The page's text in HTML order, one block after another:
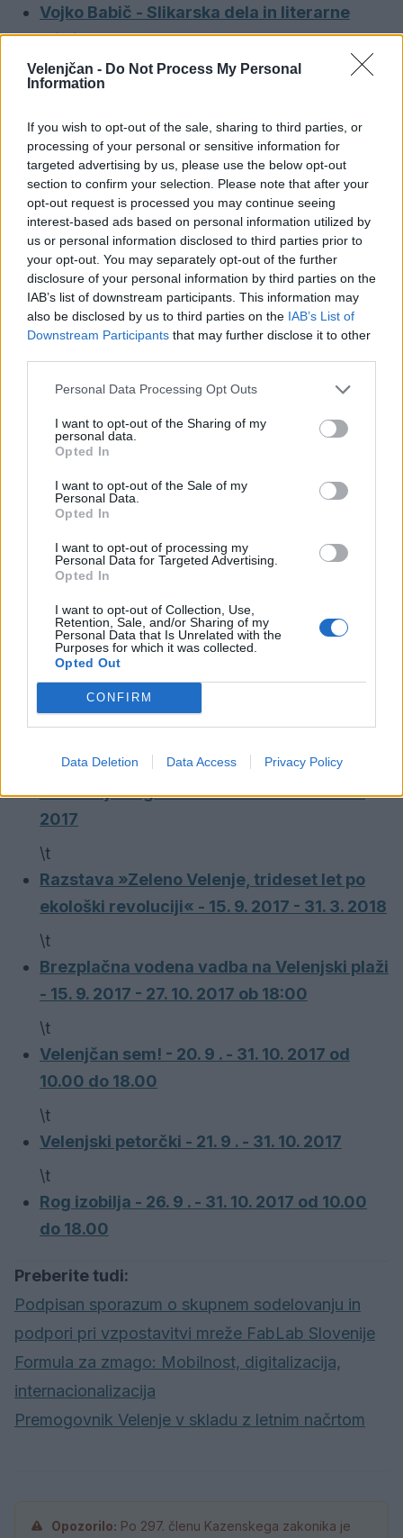
Velenjčan - Do Not Process My Personal
Information
If you wish to opt-out of the sale, sharing to third parties, or
processing of your personal or sensitive information for
targeted advertising by us, please use the below opt-out
section to confirm your selection. Please note that after your
opt-out request is processed you may continue seeing
interest-based ads based on personal information utilized by
us or personal information disclosed to third parties prior to
your opt-out. You may separately opt-out of the further
disclosure of your personal information by third parties on the
IAB’s list of downstream participants. This information may
also be disclosed by us to third parties on the IAB’s List of
Downstream Participants that may further disclose it to other
Personal Data Processing Opt Outs
I want to opt-out of the Sharing of my
personal data.
Opted In
I want to opt-out of the Sale of my
Personal Data.
Opted In
I want to opt-out of processing my
Personal Data for Targeted Advertising.
Opted In
I want to opt-out of Collection, Use,
Retention, Sale, and/or Sharing of my
Personal Data that Is Unrelated with the
Purposes for which it was collected.
Opted Out
CONFIRM
Data Deletion Data Access Privacy Policy
Vojko Babič - Slikarska dela in literarne
misli - 1. 9. - 30. 9. 2017
\t
2017
\t
Zdenka Žido - razstava slik - 1. 9. - 30. 9.
2017
\t
Spodobno in plemenito, razstava - 7. 9. - 30.
9. 2017 ob 18.00
\t
Lila Prap - Znakovne podobe - 7. 9. - 30. 9.
2017
Pikina fotografska razstava »Na kmetiji je
18.00
Razstava ob 25-letnici konservatorsko
13. 9 . - 1. 12. 2017
Pika se po deželi potika - 14. 9 . - 15. 10. 2017
ob 17:30
Princ Ki-Ki-Do in drugi junaki - Razstava
ilustracij Grege Mastnaka - 14. 9 . - 15. 10.
2017
\t
Razstava »Zeleno Velenje, trideset let po
ekološki revoluciji« - 15. 9. 2017 - 31. 3. 2018
\t
Brezplačna vodena vadba na Velenjski plaži
- 15. 9. 2017 - 27. 10. 2017 ob 18:00
\t
Velenjčan sem! - 20. 9 . - 31. 10. 2017 od
10.00 do 18.00
\t
Velenjski petorčki - 21. 9 . - 31. 10. 2017
\t
Rog izobilja - 26. 9 . - 31. 10. 2017 od 10.00
do 18.00
Preberite tudi:
Podpisan sporazum o skupnem sodelovanju in
podpori pri vzpostavitvi mreže FabLab Slovenije
Formula za zmago: Mobilnost, digitalizacija,
internacionalizacija
Premogovnik Velenje v skladu z letnim načrtom
Opozorilo: Po 297. členu Kazenskega zakonika je